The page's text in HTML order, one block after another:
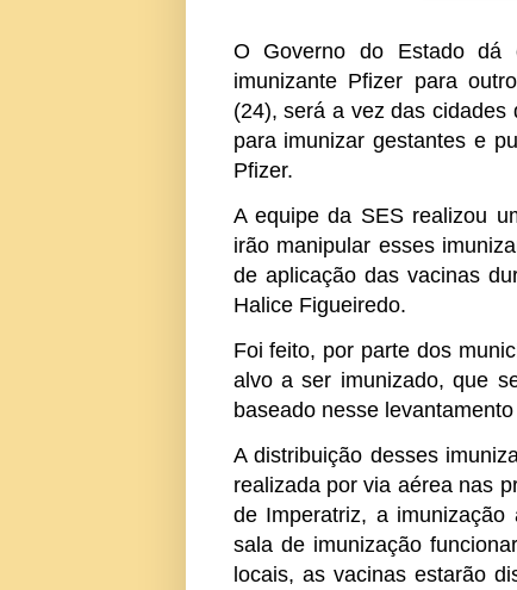
O Governo do Estado dá
imunizante Pfizer para
(24), será a vez das
para imunizar gestantes e
Pfizer.
A equipe da SES realizou
irão manipular esses
de aplicação das vacinas
Halice Figueiredo.
Foi feito, por parte dos
alvo a ser imunizado, que
baseado nesse
A distribuição desses
realizada por via aérea nas
de Imperatriz, a
sala de imunização
locais, as vacinas estarão